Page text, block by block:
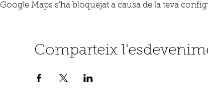
Google Maps s'ha bloquejat a causa de la teva
Comparteix